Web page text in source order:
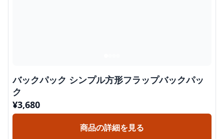
バックパック シンプル方形フラップバックパッ
ク
¥3,680
商品の詳細を見る